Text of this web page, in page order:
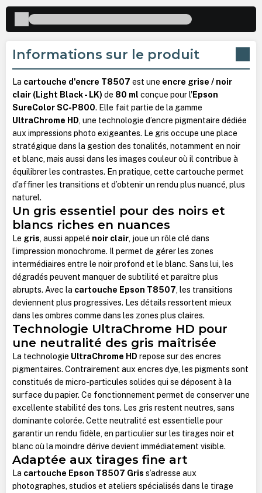
Informations sur le produit
La cartouche d'encre T8507 est une encre grise / noir
clair (Light Black - LK) de 80 ml conçue pour l'Epson
SureColor SC-P800. Elle fait partie de la gamme
UltraChrome HD, une technologie d’encre pigmentaire dédiée
aux impressions photo exigeantes. Le gris occupe une place
stratégique dans la gestion des tonalités, notamment en noir
et blanc, mais aussi dans les images couleur où il contribue à
équilibrer les contrastes. En pratique, cette cartouche permet
d’affiner les transitions et d’obtenir un rendu plus nuancé, plus
naturel.
Un gris essentiel pour des noirs et
blancs riches en nuances
Le gris, aussi appelé noir clair, joue un rôle clé dans
l’impression monochrome. Il permet de gérer les zones
intermédiaires entre le noir profond et le blanc. Sans lui, les
dégradés peuvent manquer de subtilité et paraître plus
abrupts. Avec la cartouche Epson T8507, les transitions
deviennent plus progressives. Les détails ressortent mieux
dans les ombres comme dans les zones plus claires.
Technologie UltraChrome HD pour
une neutralité des gris maîtrisée
La technologie UltraChrome HD repose sur des encres
pigmentaires. Contrairement aux encres dye, les pigments sont
constitués de micro-particules solides qui se déposent à la
surface du papier. Ce fonctionnement permet de conserver une
excellente stabilité des tons. Les gris restent neutres, sans
dominante colorée. Cette neutralité est essentielle pour
garantir un rendu fidèle, en particulier sur les tirages noir et
blanc où la moindre dérive devient immédiatement visible.
Adaptée aux tirages fine art
La cartouche Epson T8507 Gris s’adresse aux
photographes, studios et ateliers spécialisés dans le tirage